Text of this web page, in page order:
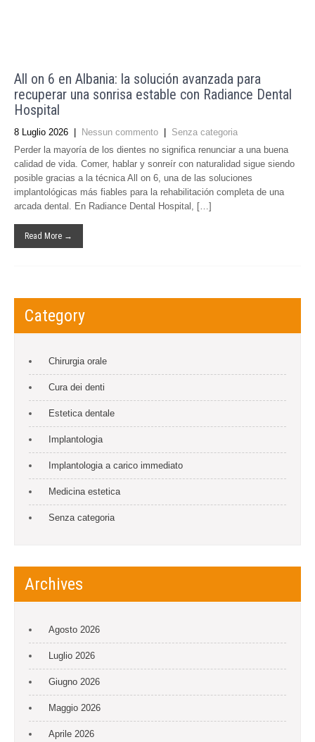
All on 6 en Albania: la solución avanzada para
recuperar una sonrisa estable con Radiance Dental
Hospital
8 Luglio 2026 | Nessun commento | Senza categoria
Perder la mayoría de los dientes no significa renunciar a una buena
calidad de vida. Comer, hablar y sonreír con naturalidad sigue siendo
posible gracias a la técnica All on 6, una de las soluciones
implantológicas más fiables para la rehabilitación completa de una
arcada dental. En Radiance Dental Hospital, […]
Read More →
Category
Chirurgia orale
Cura dei denti
Estetica dentale
Implantologia
Implantologia a carico immediato
Medicina estetica
Senza categoria
Archives
Agosto 2026
Luglio 2026
Giugno 2026
Maggio 2026
Aprile 2026